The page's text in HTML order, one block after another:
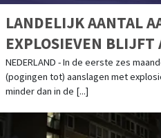
LANDELIJK AANTAL
EXPLOSIEVEN BLIJFT
ERNSTIG
NEDERLAND - In de eerste zes
(pogingen tot) aanslagen met
minder dan in de [...]